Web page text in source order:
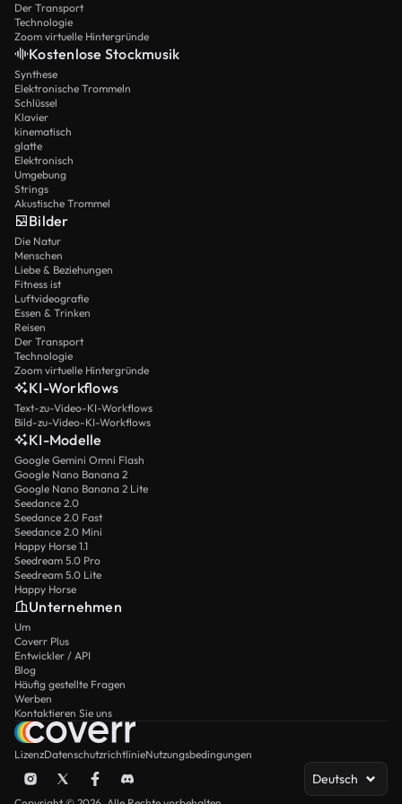
Der Transport
Technologie
Zoom virtuelle Hintergründe
Kostenlose Stockmusik
Synthese
Elektronische Trommeln
Schlüssel
Klavier
kinematisch
glatte
Elektronisch
Umgebung
Strings
Akustische Trommel
Bilder
Die Natur
Menschen
Liebe & Beziehungen
Fitness ist
Luftvideografie
Essen & Trinken
Reisen
Der Transport
Technologie
Zoom virtuelle Hintergründe
KI-Workflows
Text-zu-Video-KI-Workflows
Bild-zu-Video-KI-Workflows
KI-Modelle
Google Gemini Omni Flash
Google Nano Banana 2
Google Nano Banana 2 Lite
Seedance 2.0
Seedance 2.0 Fast
Seedance 2.0 Mini
Happy Horse 1.1
Seedream 5.0 Pro
Seedream 5.0 Lite
Happy Horse
Unternehmen
Um
Coverr Plus
Entwickler / API
Blog
Häufig gestellte Fragen
Werben
Kontaktieren Sie uns
LizenzDatenschutzrichtlinieNutzungsbedingungen
Deutsch